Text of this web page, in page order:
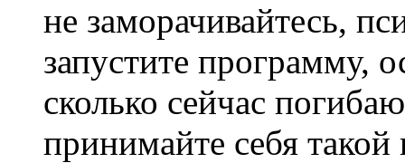
не заморачивайтесь,
запустите программу,
сколько сейчас
принимайте себя такой